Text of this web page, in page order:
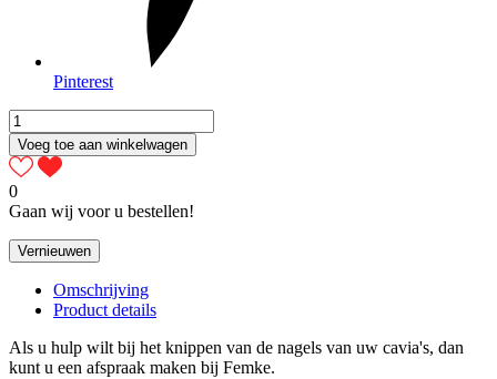
Pinterest
Voeg toe aan winkelwagen
0
Gaan wij voor u bestellen!
Omschrijving
Product details
Als u hulp wilt bij het knippen van de nagels van uw cavia's, dan
kunt u een afspraak maken bij Femke.